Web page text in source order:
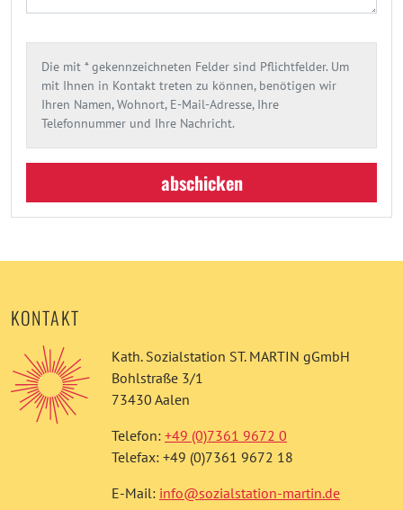
Die mit * gekennzeichneten Felder sind Pflichtfelder. Um
mit Ihnen in Kontakt treten zu können, benötigen wir
Ihren Namen, Wohnort, E-Mail-Adresse, Ihre
Telefonnummer und Ihre Nachricht.
abschicken
KONTAKT
Kath. Sozialstation ST. MARTIN gGmbH
Bohlstraße 3/1
73430 Aalen
Telefon: +49 (0)7361 9672 0
Telefax: +49 (0)7361 9672 18
E-Mail: info@sozialstation-martin.de